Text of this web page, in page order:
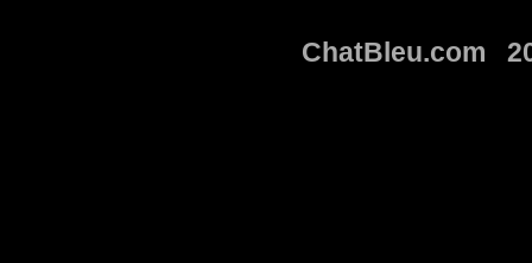
ChatBleu.com